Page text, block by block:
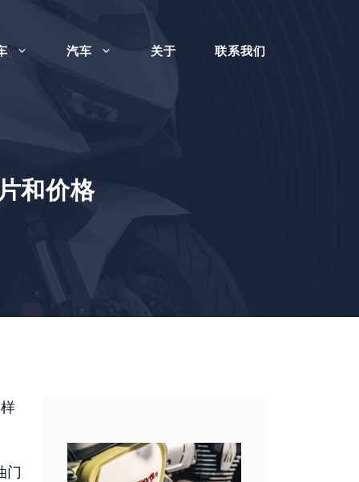
汽车 关于 联系我们
和价格
门